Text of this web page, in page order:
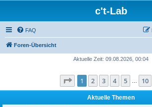
c't-Lab
FAQ
Foren-Übersicht
Aktuelle Zeit: 09.08.2026, 00:04
Seite 1von 10
1 2 3 4 5 10
Aktuelle Themen